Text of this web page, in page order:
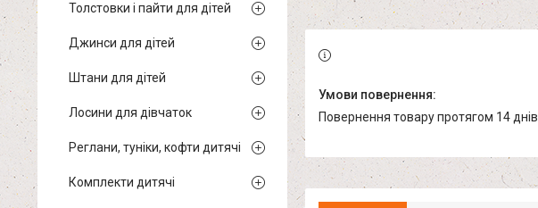
повернення товару протягом 14 днів
Толстовки і пайти для дітей
Джинси для дітей
Штани для дітей
Лосини для дівчаток
Реглани, туніки, кофти дитячі
Комплекти дитячі